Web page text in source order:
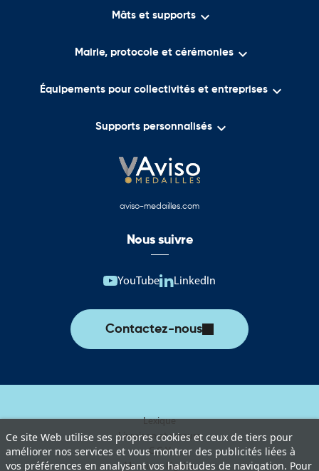
Mâts et supports 
Mairie, protocole et cérémonies 
Équipements pour collectivités et entreprises 
Supports personnalisés 
Ce site Web utilise ses propres cookies et ceux de tiers pour
améliorer nos services et vous montrer des publicités liées à
vos préférences en analysant vos habitudes de navigation. Pour
aviso-medailles.com
Nous suivre
YouTube LinkedIn
Contactez-nous
Lexique
Livraison et retours
C.G.V
Mentions légales